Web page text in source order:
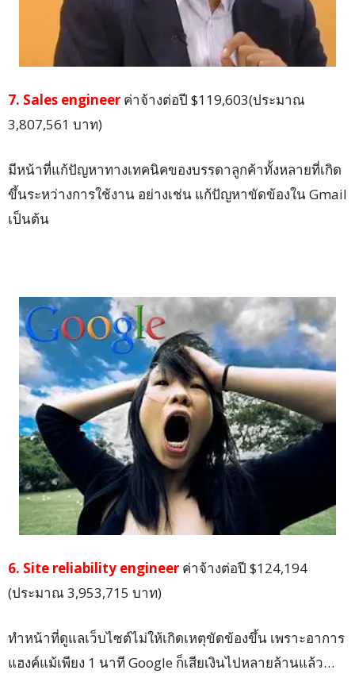
7. Sales engineer ค่าจ้างต่อปี $119,603(ประมาณ
3,807,561 บาท)
มีหน้าที่แก้ปัญหาทางเทคนิคของบรรดาลูกค้าทั้งหลายที่เกิด
ขึ้นระหว่างการใช้งาน อย่างเช่น แก้ปัญหาขัดข้องใน Gmail
เป็นต้น
6. Site reliability engineer ค่าจ้างต่อปี $124,194
(ประมาณ 3,953,715 บาท)
ทำหน้าที่ดูแลเว็บไซต์ไม่ให้เกิดเหตุขัดข้องขึ้น เพราะอาการ
แฮงค์แม้เพียง 1 นาที Google ก็เสียเงินไปหลายล้านแล้ว…